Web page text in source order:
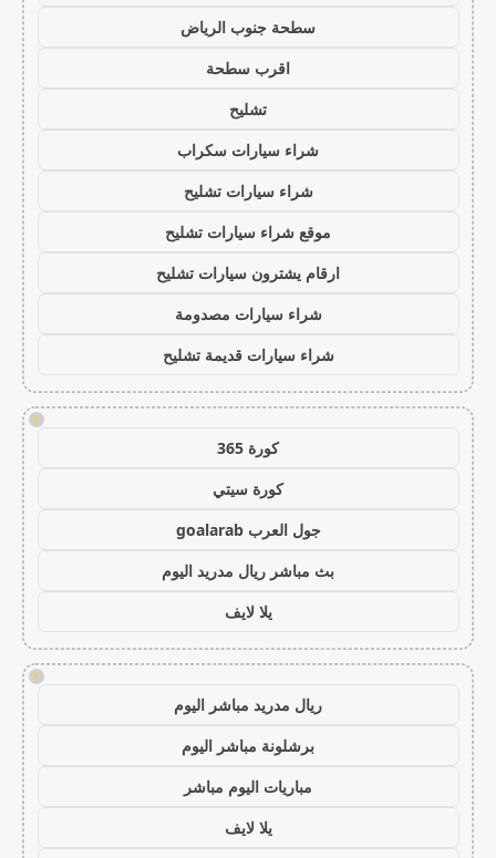
سطحة جنوب الرياض
اقرب سطحة
تشليح
شراء سيارات سكراب
شراء سيارات تشليح
موقع شراء سيارات تشليح
ارقام يشترون سيارات تشليح
شراء سيارات مصدومة
شراء سيارات قديمة تشليح
!
كورة 365
كورة سيتي
جول العرب goalarab
بث مباشر ريال مدريد اليوم
يلا لايف
!
ريال مدريد مباشر اليوم
برشلونة مباشر اليوم
مباريات اليوم مباشر
يلا لايف